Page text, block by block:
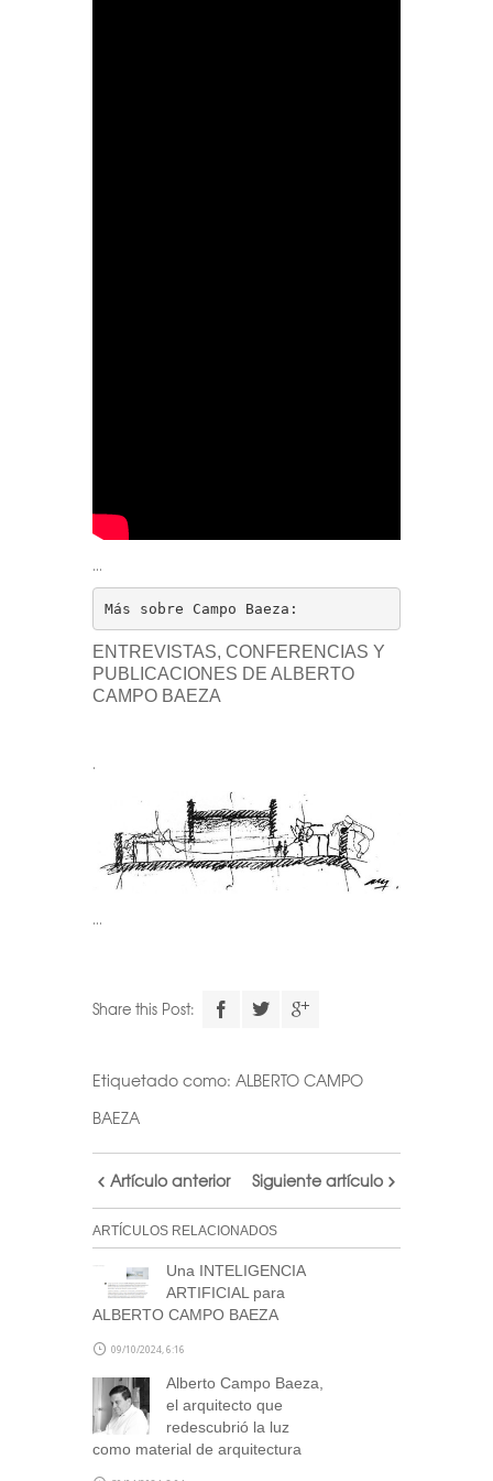
…
Más sobre Campo Baeza:
ENTREVISTAS, CONFERENCIAS Y
PUBLICACIONES DE ALBERTO
CAMPO BAEZA
.
…
Descarga el
Realiza tu suscripción a
de este formulario y accede
al archivo descargable del
calendario de Arquitectas
Ocultas.
Consulta tu correo para
confirmar la inscripción y
recibir noticias de nuestra
NOTA: En el caso de no haber recibido el
correo de confirmación por nuestra
parte, escríbenos a
Share this Post:
Etiquetado como: ALBERTO CAMPO
BAEZA
Artículo anterior Siguiente artículo
ARTÍCULOS RELACIONADOS
Una INTELIGENCIA
ARTIFICIAL para
ALBERTO CAMPO BAEZA
09/10/2024, 6:16
Alberto Campo Baeza,
el arquitecto que
redescubrió la luz
como material de arquitectura